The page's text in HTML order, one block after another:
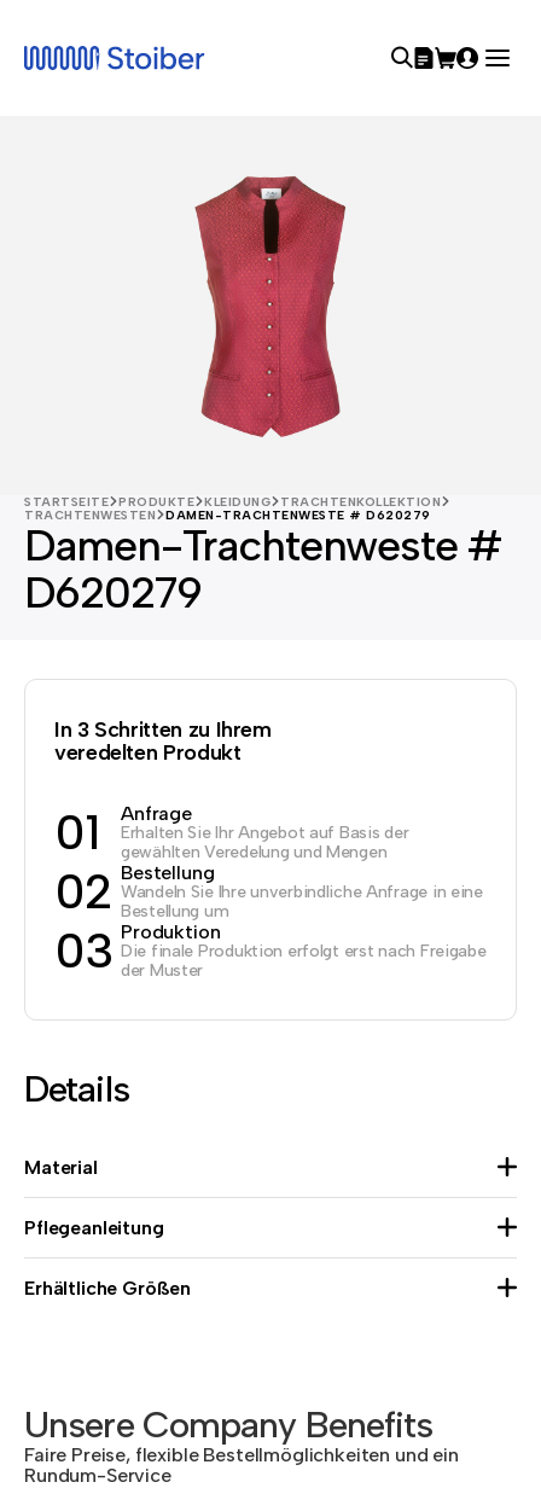
STARTSEITE PRODUKTE KLEIDUNG
TRACHTENKOLLEKTION
TRACHTENWESTEN
DAMEN-TRACHTENWESTE # D620279
Damen-Trachtenweste #
D620279
In 3 Schritten zu Ihrem
veredelten Produkt
01 Anfrage
Erhalten Sie Ihr Angebot auf Basis der
gewählten Veredelung und Mengen
02 Bestellung
Wandeln Sie Ihre unverbindliche Anfrage in eine
Bestellung um
03 Produktion
Die finale Produktion erfolgt erst nach Freigabe
der Muster
Details
Material
Pflegeanleitung
Erhältliche Größen
Unsere Company Benefits
Faire Preise, flexible Bestellmöglichkeiten und ein
Rundum-Service